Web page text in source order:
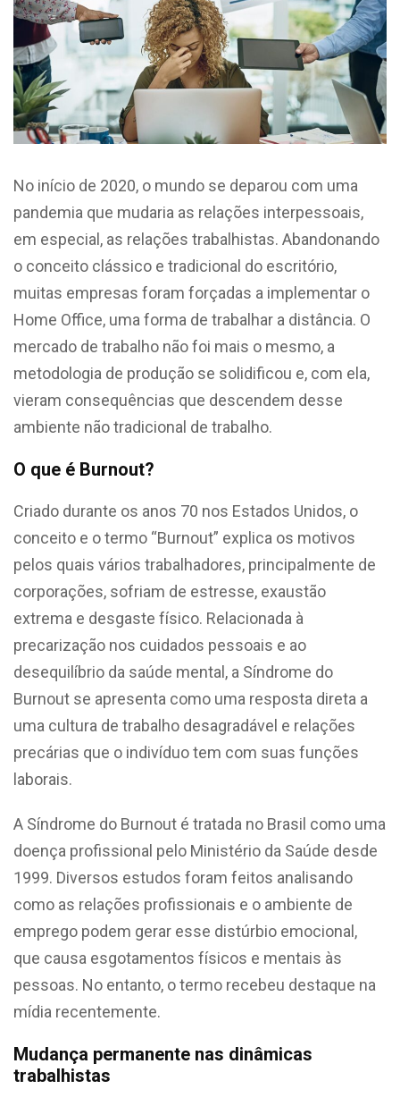
No início de 2020, o mundo se deparou com uma
pandemia que mudaria as relações interpessoais,
em especial, as relações trabalhistas. Abandonando
o conceito clássico e tradicional do escritório,
muitas empresas foram forçadas a implementar o
Home Office, uma forma de trabalhar a distância. O
mercado de trabalho não foi mais o mesmo, a
metodologia de produção se solidificou e, com ela,
vieram consequências que descendem desse
ambiente não tradicional de trabalho.
O que é Burnout?
Criado durante os anos 70 nos Estados Unidos, o
conceito e o termo “Burnout” explica os motivos
pelos quais vários trabalhadores, principalmente de
corporações, sofriam de estresse, exaustão
extrema e desgaste físico. Relacionada à
precarização nos cuidados pessoais e ao
desequilíbrio da saúde mental, a Síndrome do
Burnout se apresenta como uma resposta direta a
uma cultura de trabalho desagradável e relações
precárias que o indivíduo tem com suas funções
laborais.
A Síndrome do Burnout é tratada no Brasil como uma
doença profissional pelo Ministério da Saúde desde
1999. Diversos estudos foram feitos analisando
como as relações profissionais e o ambiente de
emprego podem gerar esse distúrbio emocional,
que causa esgotamentos físicos e mentais às
pessoas. No entanto, o termo recebeu destaque na
mídia recentemente.
Mudança permanente nas dinâmicas
trabalhistas